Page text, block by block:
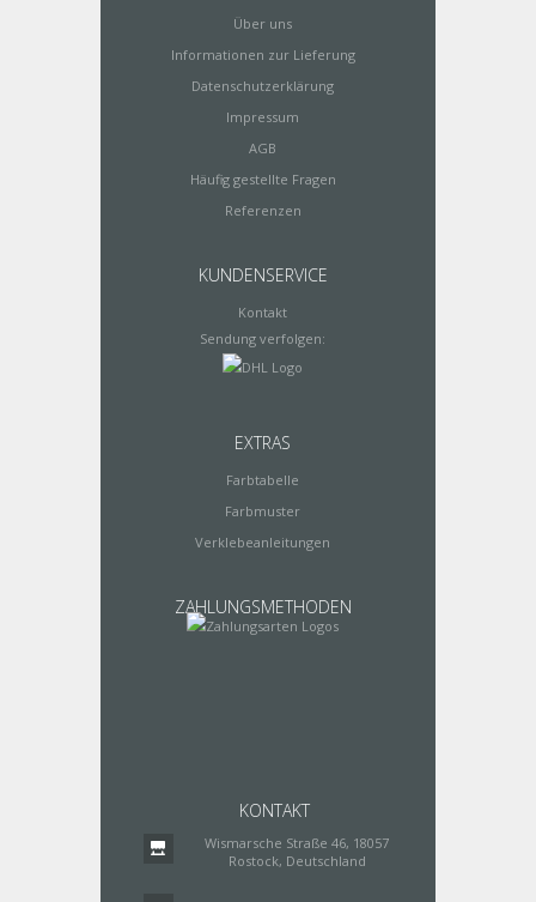
Über uns
Informationen zur Lieferung
Datenschutzerklärung
Impressum
AGB
Häufig gestellte Fragen
Referenzen
KUNDENSERVICE
Kontakt
Sendung verfolgen:
EXTRAS
Farbtabelle
Farbmuster
Verklebeanleitungen
ZAHLUNGSMETHODEN
KONTAKT
Wismarsche Straße 46, 18057
Rostock, Deutschland